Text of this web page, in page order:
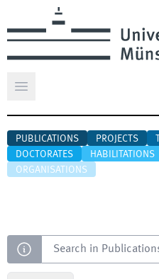
Open main menu
PUBLICATIONS PROJECTS
DOCTORATES
HABILITATIONS
ORGANISATIONS
Search